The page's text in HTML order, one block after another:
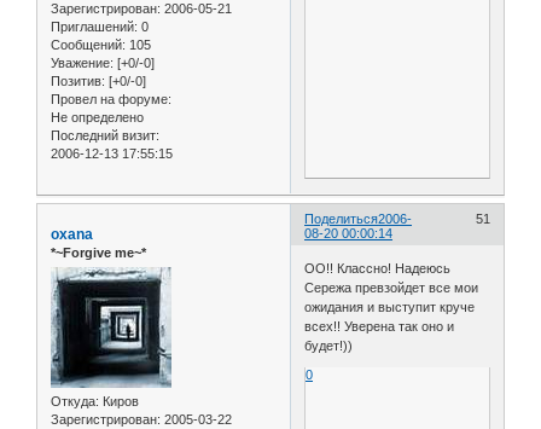
Зарегистрирован: 2006-05-21
Приглашений: 0
Сообщений: 105
Уважение: [+0/-0]
Позитив: [+0/-0]
Провел на форуме:
Не определено
Последний визит:
2006-12-13 17:55:15
Поделиться 51
2006-
08-20 00:00:14
oxana
*~Forgive me~*
Откуда: Киров
Зарегистрирован: 2005-03-22
ОО!! Классно! Надеюсь
Сережа превзойдет все мои
ожидания и выступит круче
всех!! Уверена так оно и
будет!))
0